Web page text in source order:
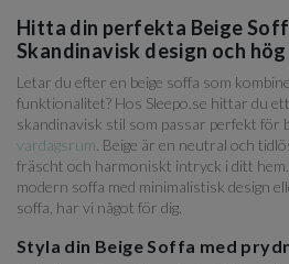
Hitta din perfekta Beige
Skandinavisk design och
Letar du efter en beige soffa som
funktionalitet? Hos Sleepo.se hittar du
skandinavisk stil som passar perfekt för
vardagsrum . Beige är en neutral och
fräscht och harmoniskt intryck i ditt
modern soffa med minimalistisk design
soffa, har vi något för dig.
Styla din Beige Soffa med